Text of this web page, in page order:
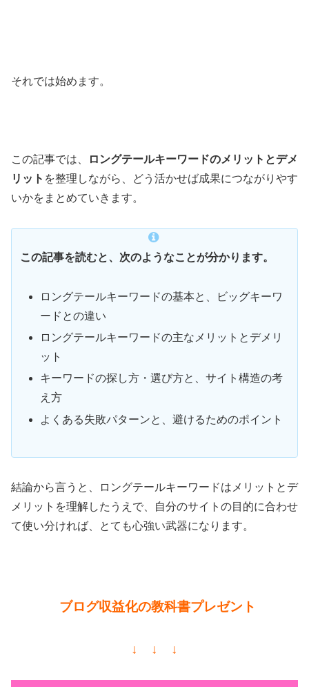
それでは始めます。
この記事では、
ロングテールキーワードのメリットとデメ
リット を整理しながら、どう活かせば成果につながりやす
いかをまとめていきます。
この記事を読むと、次のようなことが分かります。
ロングテールキーワードの基本と、ビッグキーワ
ードとの違い
ロングテールキーワードの主なメリットとデメリ
ット
キーワードの探し方・選び方と、サイト構造の考
え方
よくある失敗パターンと、避けるためのポイント
結論から言うと、ロングテールキーワードはメリットとデ
メリットを理解したうえで、自分のサイトの目的に合わせ
て使い分ければ、とても心強い武器になります。
ブログ収益化の教科書プレゼント
↓ ↓ ↓